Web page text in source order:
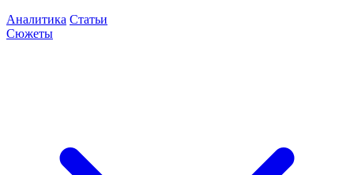
Аналитика Статьи
Сюжеты